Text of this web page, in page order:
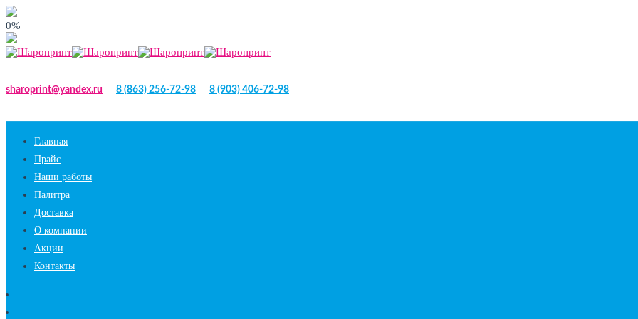
0%
sharoprint@yandex.ru 8 (863) 256-72-98 8 (903) 406-72-98
Главная
Прайс
Наши работы
Палитра
Доставка
О компании
Акции
Контакты